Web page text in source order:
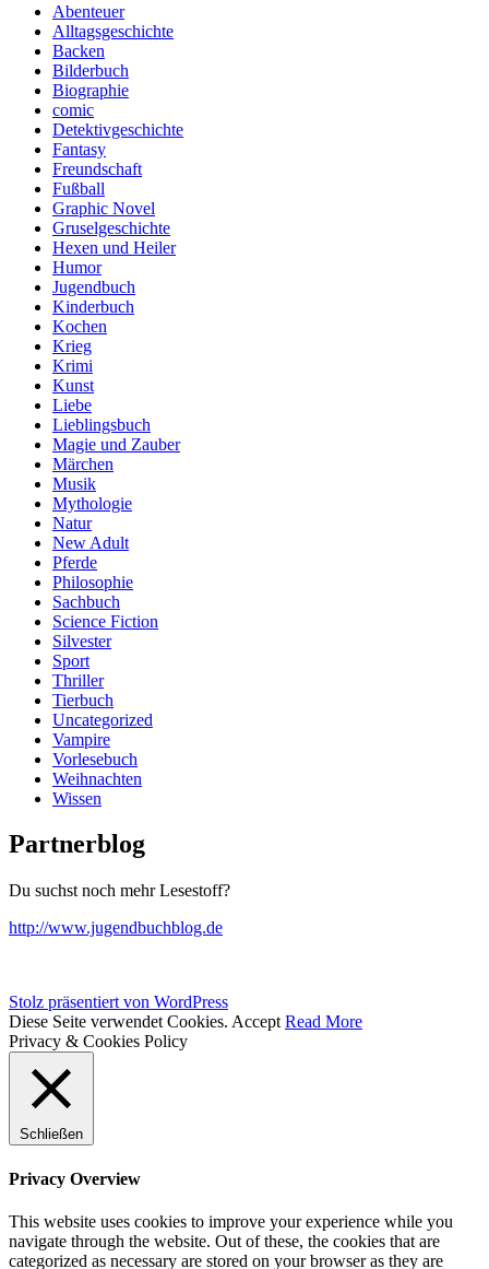
Abenteuer
Alltagsgeschichte
Backen
Bilderbuch
Biographie
comic
Detektivgeschichte
Fantasy
Freundschaft
Fußball
Graphic Novel
Gruselgeschichte
Hexen und Heiler
Humor
Jugendbuch
Kinderbuch
Kochen
Krieg
Krimi
Kunst
Liebe
Lieblingsbuch
Magie und Zauber
Märchen
Musik
Mythologie
Natur
New Adult
Pferde
Philosophie
Sachbuch
Science Fiction
Silvester
Sport
Thriller
Tierbuch
Uncategorized
Vampire
Vorlesebuch
Weihnachten
Wissen
Partnerblog
Du suchst noch mehr Lesestoff?
http://www.jugendbuchblog.de
Stolz präsentiert von WordPress
Diese Seite verwendet Cookies. Accept Read More
Privacy & Cookies Policy
Schließen
Privacy Overview
This website uses cookies to improve your experience while you
navigate through the website. Out of these, the cookies that are
categorized as necessary are stored on your browser as they are